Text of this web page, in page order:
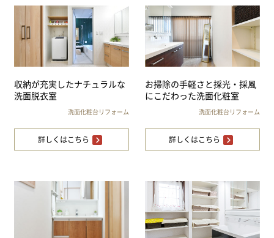
収納が充実したナチュラルな
洗面脱衣室
洗面化粧台リフォーム
詳しくはこちら
お掃除の手軽さと採光・採風
にこだわった洗面化粧室
洗面化粧台リフォーム
詳しくはこちら